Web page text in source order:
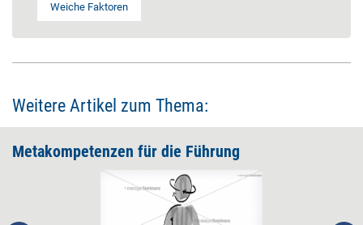
Weiche Faktoren
Weitere Artikel zum Thema:
Metakompetenzen für die Führung